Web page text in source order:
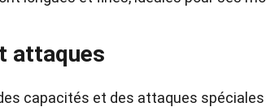
attaques
capacités et des attaques